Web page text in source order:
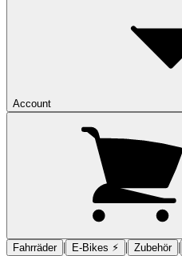
Account
Fahrräder | E-Bikes ⚡︎ | Zubehör |